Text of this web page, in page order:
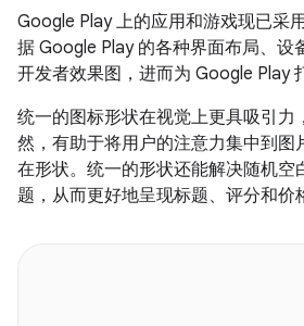
Google Play 上的应用和游戏现已采
据 Google Play 的各种界面布局、设
开发者效果图，进而为 Google Play
统一的图标形状在视觉上更具吸引力
然，有助于将用户的注意力集中到图
在形状。统一的形状还能解决随机空
题，从而更好地呈现标题、评分和价